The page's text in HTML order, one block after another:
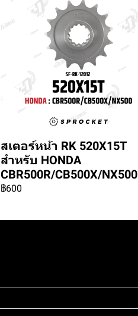
สเตอร์หน้า RK 520X15T
สำหรับ HONDA
CBR500R/CB500X/NX500
฿600